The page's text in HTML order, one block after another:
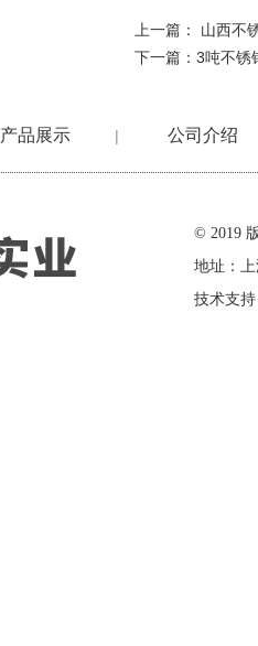
上一篇： 山西不
下一篇： 3吨不锈
产品展示 | 公司介绍
© 2019
地址：
技术支